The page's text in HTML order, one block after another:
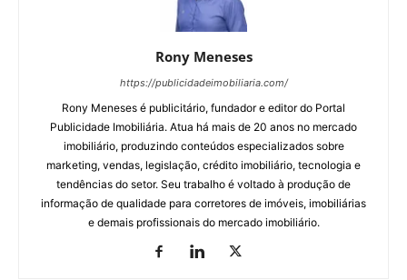
Rony Meneses
https://publicidadeimobiliaria.com/
Rony Meneses é publicitário, fundador e editor do Portal
Publicidade Imobiliária. Atua há mais de 20 anos no mercado
imobiliário, produzindo conteúdos especializados sobre
marketing, vendas, legislação, crédito imobiliário, tecnologia e
tendências do setor. Seu trabalho é voltado à produção de
informação de qualidade para corretores de imóveis, imobiliárias
e demais profissionais do mercado imobiliário.